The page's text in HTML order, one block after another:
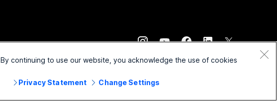
2026Cisco و/أو الشركات التابعة لها. جميع الحقوق محفوظة.
By continuing to use our website, you acknowledge the use of cookies.
Privacy Statement Change Settings